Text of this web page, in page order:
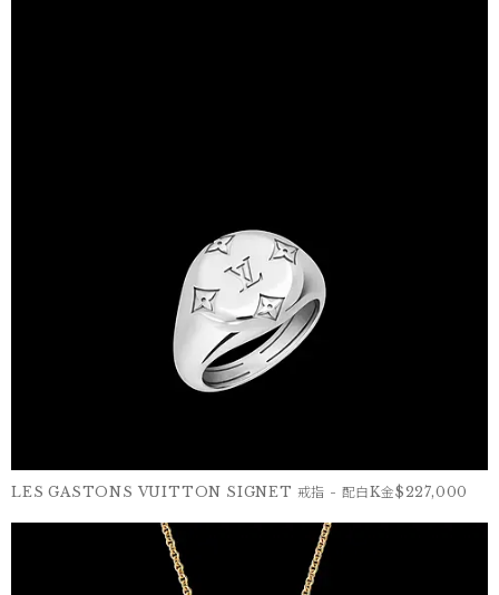
LES GASTONS VUITTON SIGNET 戒指 - 配白K金$227,000